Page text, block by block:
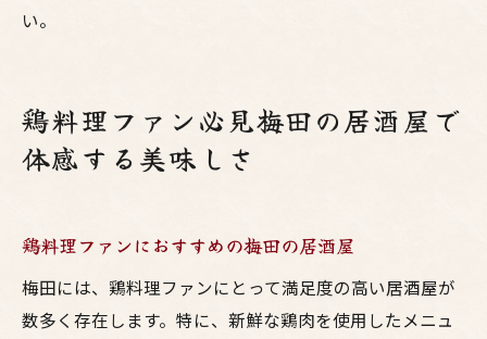
い。
鶏料理ファン必見梅田の居酒屋で
体感する美味しさ
鶏料理ファンにおすすめの梅田の居酒屋
梅田には、鶏料理ファンにとって満足度の高い居酒屋が
数多く存在します。特に、新鮮な鶏肉を使用したメニュ